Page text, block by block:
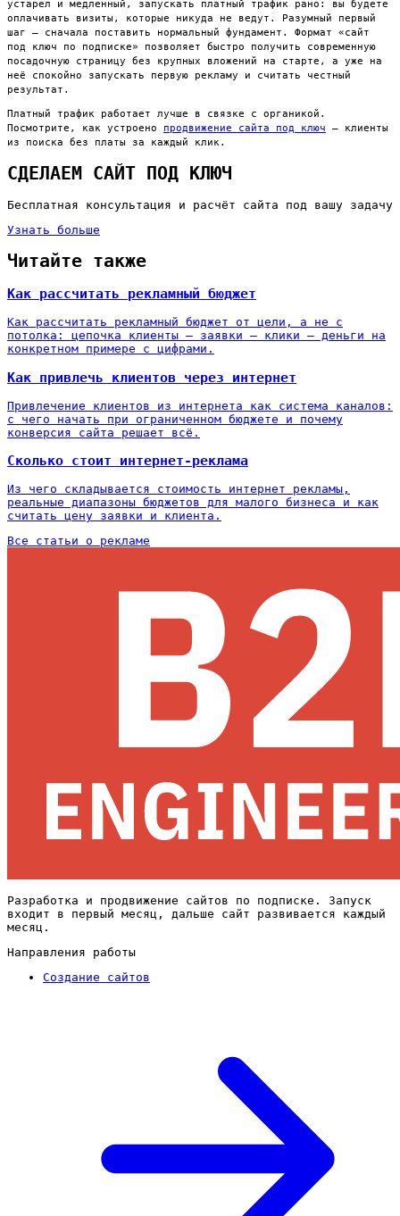
устарел и медленный, запускать платный трафик рано: вы будете
оплачивать визиты, которые никуда не ведут. Разумный первый
шаг — сначала поставить нормальный фундамент. Формат «сайт
под ключ по подписке» позволяет быстро получить современную
посадочную страницу без крупных вложений на старте, а уже на
неё спокойно запускать первую рекламу и считать честный
результат.
Платный трафик работает лучше в связке с органикой.
Посмотрите, как устроено продвижение сайта под ключ — клиенты
из поиска без платы за каждый клик.
СДЕЛАЕМ САЙТ ПОД КЛЮЧ
Бесплатная консультация и расчёт сайта под вашу задачу
Узнать больше
Читайте также
Как рассчитать рекламный бюджет
Как рассчитать рекламный бюджет от цели, а не с
потолка: цепочка клиенты — заявки — клики — деньги на
конкретном примере с цифрами.
Как привлечь клиентов через интернет
Привлечение клиентов из интернета как система каналов:
с чего начать при ограниченном бюджете и почему
конверсия сайта решает всё.
Сколько стоит интернет-реклама
Из чего складывается стоимость интернет рекламы,
реальные диапазоны бюджетов для малого бизнеса и как
считать цену заявки и клиента.
Все статьи о рекламе
Разработка и продвижение сайтов по подписке. Запуск
входит в первый месяц, дальше сайт развивается каждый
месяц.
Направления работы
Создание сайтов